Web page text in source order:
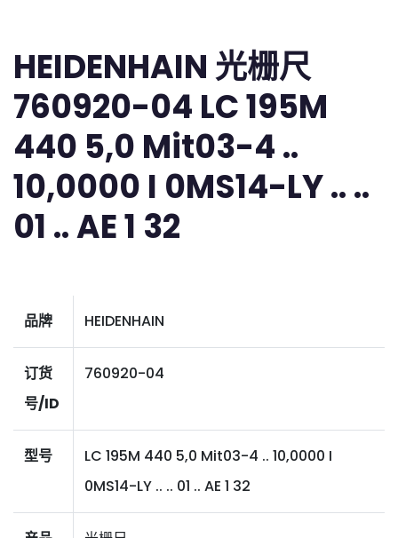
HEIDENHAIN 光栅尺
760920-04 LC 195M
440 5,0 Mit03-4 ..
10,0000 I 0MS14-LY .. ..
01 .. AE 1 32
品牌 HEIDENHAIN
订货
号/ID
760920-04
型号
LC 195M 440 5,0 Mit03-4 .. 10,0000 I
0MS14-LY .. .. 01 .. AE 1 32